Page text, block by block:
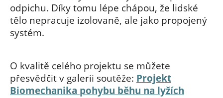
odpichu. Díky tomu lépe chápou, že lidské
tělo nepracuje izolovaně, ale jako propojený
systém.
O kvalitě celého projektu se můžete
přesvědčit v galerii soutěže: Projekt
Biomechanika pohybu běhu na lyžích